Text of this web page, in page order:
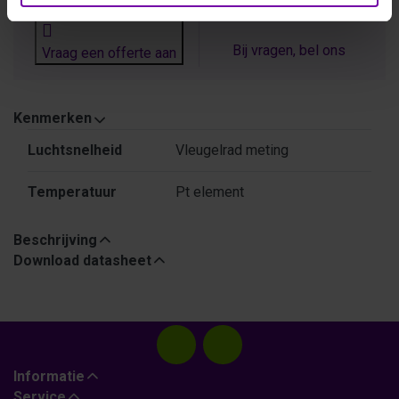
Vraag een offerte aan Bij vragen, bel ons
Kenmerken
Luchtsnelheid Vleugelrad meting
Temperatuur Pt element
Beschrijving
Download datasheet
Informatie